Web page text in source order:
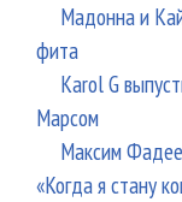
Мадонна и
фита
Karol G
Марсом
Максим
«Когда я стану